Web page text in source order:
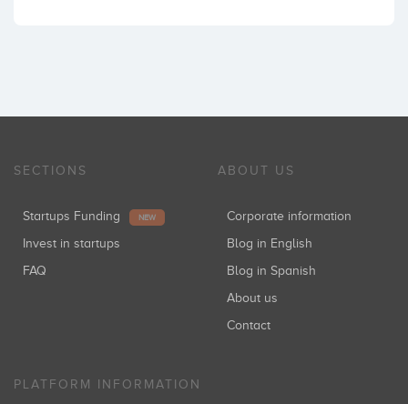
SECTIONS
Startups Funding NEW
Invest in startups
FAQ
ABOUT US
Corporate information
Blog in English
Blog in Spanish
About us
Contact
PLATFORM INFORMATION